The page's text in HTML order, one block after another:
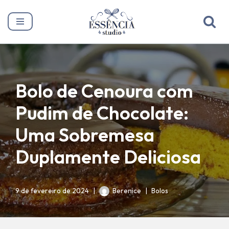
Pular
o
Bolo de Cenoura com
Pudim de Chocolate:
Uma Sobremesa
Duplamente Deliciosa
9 de fevereiro de 2024 Berenice Bolos